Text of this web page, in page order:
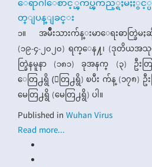
၁။ အမ်ိဳးသားက်န္းမာေရးဓာတ္ခြဲ
(၁၉-၄-၂၀၂၀) ရက္ေန႔၊ (ဒုတိယအ
တ္ခြဲနမူနာ (၁၈၁) ခုအနက္ (၃) ဦးတြ
ေတြ႕ရွိ (ေတြ႕ရွိ) ၿပီး က်န္ (၁၇၈) ဦးတ
မေတြ႕ရွိ (မေတြ႕ရွိ) ပါ။
Published inWuhan Virus
Read more...